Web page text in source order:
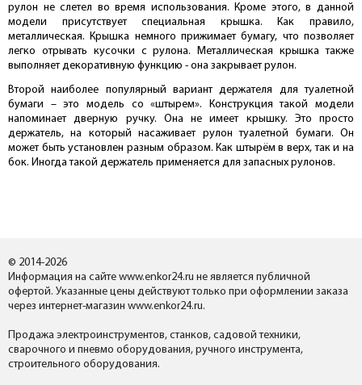
рулон не слетел во время использования. Кроме этого, в данной
модели присутствует специальная крышка. Как правило,
металлическая. Крышка немного прижимает бумагу, что позволяет
легко отрывать кусочки с рулона. Металлическая крышка также
выполняет декоративную функцию - она закрывает рулон.
Второй наиболее популярный вариант держателя для туалетной
бумаги – это модель со «штырем». Конструкция такой модели
напоминает дверную ручку. Она не имеет крышку. Это просто
держатель, на который насаживает рулон туалетной бумаги. Он
может быть установлен разным образом. Как штырём в верх, так и на
бок. Иногда такой держатель применяется для запасных рулонов.
© 2014-2026
Информация на сайте www.enkor24.ru не является публичной
офертой. Указанные цены действуют только при оформлении заказа
через интернет-магазин www.enkor24.ru.
Продажа электроинструментов, станков, садовой техники,
сварочного и пневмо оборудования, ручного инструмента,
строительного оборудования.